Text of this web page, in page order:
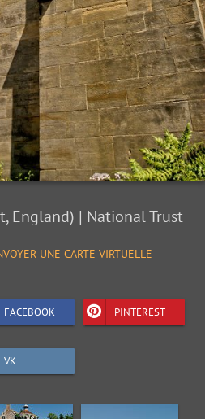
England) | National Trust
UNE CARTE VIRTUELLE
FACEBOOK PINTEREST
VK